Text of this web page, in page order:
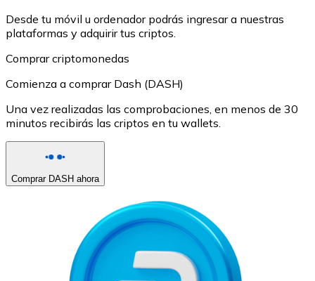
Desde tu móvil u ordenador podrás ingresar a nuestras
plataformas y adquirir tus criptos.
Comprar criptomonedas
Comienza a comprar Dash (DASH)
Una vez realizadas las comprobaciones, en menos de 30
minutos recibirás las criptos en tu wallets.
Comprar DASH ahora